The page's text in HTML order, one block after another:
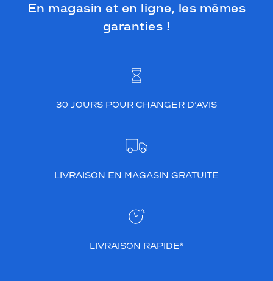
En magasin et en ligne, les mêmes
garanties !
30 JOURS POUR CHANGER D’AVIS
LIVRAISON EN MAGASIN GRATUITE
LIVRAISON RAPIDE*